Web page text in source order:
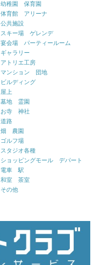
幼稚園 保育園
体育館 アリーナ
公共施設
スキー場 ゲレンデ
宴会場 パーティールーム
ギャラリー
アトリエ工房
マンション 団地
ビルディング
屋上
墓地 霊園
お寺 神社
道路
畑 農園
ゴルフ場
スタジオ各種
ショッピングモール デパート
電車 駅
和室 茶室
その他